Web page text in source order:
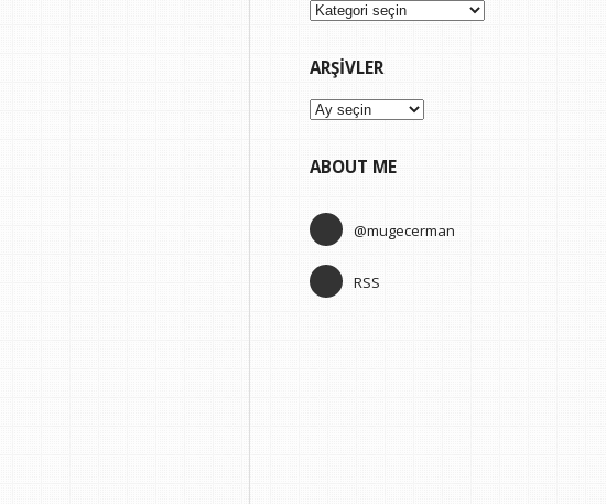
Kategoriler
ARŞIVLER
Arşivler
ABOUT ME
@mugecerman
RSS